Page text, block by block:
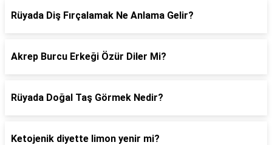
Rüyada Diş Fırçalamak Ne Anlama Gelir?
Akrep Burcu Erkeği Özür Diler Mi?
Rüyada Doğal Taş Görmek Nedir?
Ketojenik diyette limon yenir mi?